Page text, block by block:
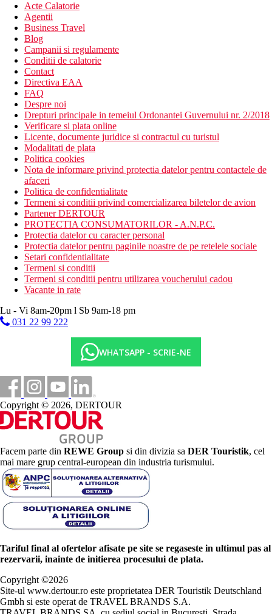
Acte Calatorie
Agentii
Business Travel
Blog
Campanii si regulamente
Conditii de calatorie
Contact
Directiva EAA
FAQ
Despre noi
Drepturi principale in temeiul Ordonantei Guvernului nr. 2/2018
Verificare si plata online
Licente, documente juridice si contractul cu turistul
Modalitati de plata
Politica cookies
Nota de informare privind protectia datelor pentru contactele de
afaceri
Politica de confidentialitate
Termeni si conditii privind comercializarea biletelor de avion
Partener DERTOUR
PROTECTIA CONSUMATORILOR - A.N.P.C.
Protectia datelor cu caracter personal
Protectia datelor pentru paginile noastre de pe retelele sociale
Setari confidentialitate
Termeni si conditii
Termeni si conditii pentru utilizarea voucherului cadou
Vacante in rate
Lu - Vi 8am-20pm l Sb 9am-18 pm
031 22 99 222
WHATSAPP - SCRIE-NE
Copyright © 2026, DERTOUR
Facem parte din REWE Group si din divizia sa DER Touristik, cel
mai mare grup central-european din industria turismului.
Tariful final al ofertelor afisate pe site se regaseste in ultimul pas al
rezervarii, inainte de initierea procesului de plata.
Copyright ©2026
Site-ul www.dertour.ro este proprietatea DER Touristik Deutschland
Gmbh si este operat de TRAVEL BRANDS S.A.